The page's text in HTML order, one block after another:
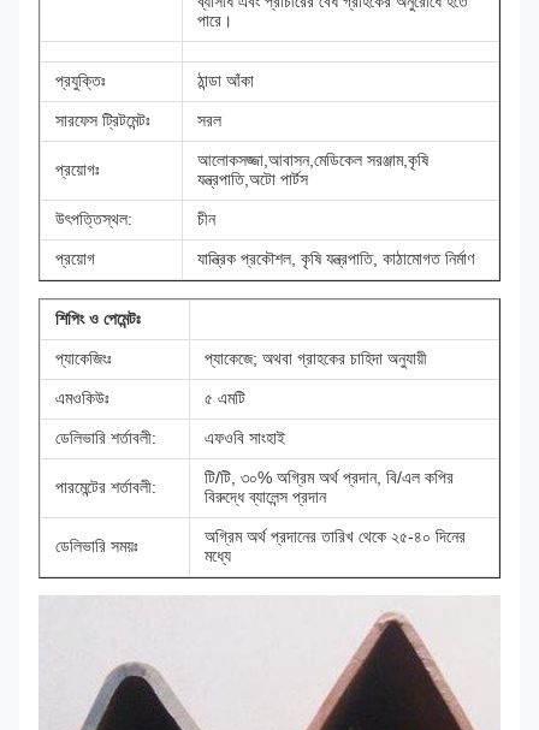
পারে।
প্রযুক্তিঃ ঠান্ডা আঁকা
সারফেস ট্রিটমেন্টঃ সরল
প্রয়োগঃ
আলোকসজ্জা,আবাসন,মেডিকেল সরঞ্জাম,কৃষি
যন্ত্রপাতি,অটো পার্টস
উৎপত্তিস্থল: চীন
প্রয়োগ যান্ত্রিক প্রকৌশল, কৃষি যন্ত্রপাতি, কাঠামোগত নির্মাণ
শিপিং ও পেমেন্টঃ
প্যাকেজিংঃ প্যাকেজে; অথবা গ্রাহকের চাহিদা অনুযায়ী
এমওকিউঃ ৫ এমটি
ডেলিভারি শর্তাবলী: এফওবি সাংহাই
পারমেন্টের শর্তাবলী:
টি/টি, ৩০% অগ্রিম অর্থ প্রদান, বি/এল কপির
বিরুদ্ধে ব্যালেন্স প্রদান
ডেলিভারি সময়ঃ
অগ্রিম অর্থ প্রদানের তারিখ থেকে ২৫-৪০ দিনের
মধ্যে